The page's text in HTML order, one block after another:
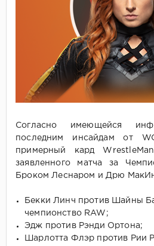
Согласно имеющейся
последним инсайдам от
примерный кард
заявленного матча за
Броком Леснаром и Дрю
Бекки Линч против Шайны
чемпионство RAW;
Эдж против Рэнди Ортона;
Шарлотта Флэр против Рии